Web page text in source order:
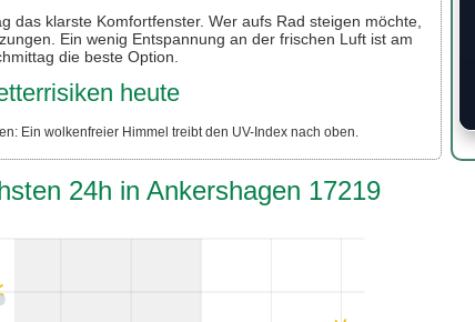
das klarste Komfortfenster. Wer aufs Rad steigen möchte,
Ein wenig Entspannung an der frischen Luft ist am
die beste Option.
heute
Ein wolkenfreier Himmel treibt den UV-Index nach oben.
24h in Ankershagen 17219